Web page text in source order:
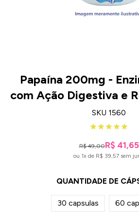
Papaína 200mg -
com Ação Digestiva e
SKU 1560
R$ 49,00R$ 41,65
ou 1x de R$ 39,57 sem
QUANTIDADE DE
30 capsulas 60